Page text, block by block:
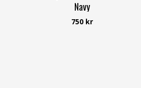
Navy
Didriksons
750 kr